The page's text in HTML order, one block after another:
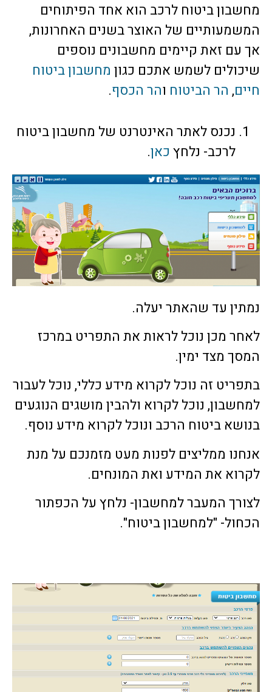
מחשבון ביטוח לרכב הוא אחד הפיתוחים
המשמעותיים של האוצר בשנים האחרונות,
אך עם זאת קיימים מחשבונים נוספים
שיכולים לשמש אתכם כגון מחשבון ביטוח
חיים, הר הביטוח והר הכסף.
נכנס לאתר האינטרנט של מחשבון ביטוח
לרכב- נלחץ כאן.
נמתין עד שהאתר יעלה.
לאחר מכן נוכל לראות את התפריט במרכז
המסך מצד ימין.
בתפריט זה נוכל לקרוא מידע כללי, נוכל לעבור
למחשבון, נוכל לקרוא ולהבין מושגים הנוגעים
בנושא ביטוח הרכב ונוכל לקרוא מידע נוסף.
אנחנו ממליצים לפנות מעט מזמנכם על מנת
לקרוא את המידע ואת המונחים.
לצורך המעבר למחשבון- נלחץ על הכפתור
הכחול- "למחשבון ביטוח".